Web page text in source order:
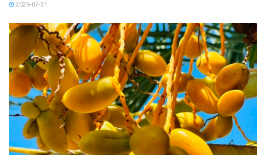
2026-07-31